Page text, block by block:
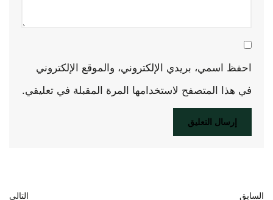
احفظ اسمي، بريدي الإلكتروني، والموقع الإلكتروني
في هذا المتصفح لاستخدامها المرة المقبلة في تعليقي.
السابق التالي